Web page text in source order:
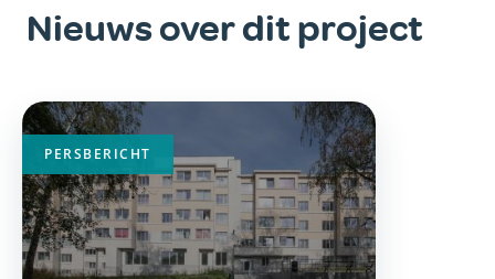
Nieuws over dit project
Belangrijkste
afbeelding
PERSBERICHT